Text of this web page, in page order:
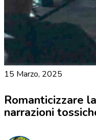
15 Marzo, 2025
Romanticizzare
narrazioni